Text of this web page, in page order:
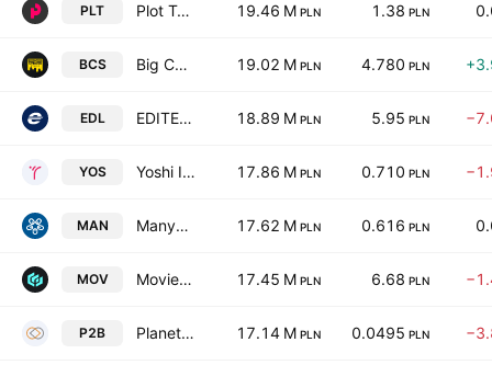
PLT Plot Twist S.A 19.46 M PLN 1.38 PLN
BCS Big Cheese Studio S.A 19.02 M PLN 4.780 PLN
EDL EDITEL Polska S.A. 18.89 M PLN 5.95 PLN
YOS Yoshi Innovation Spolka Akcyjna 17.86 M PLN 0.710 PLN
MAN ManyDev Studio SE 17.62 M PLN 0.616 PLN
MOV Movie Games SA 17.45 M PLN 6.68 PLN
P2B Planet B2B SA 17.14 M PLN 0.0495 PLN